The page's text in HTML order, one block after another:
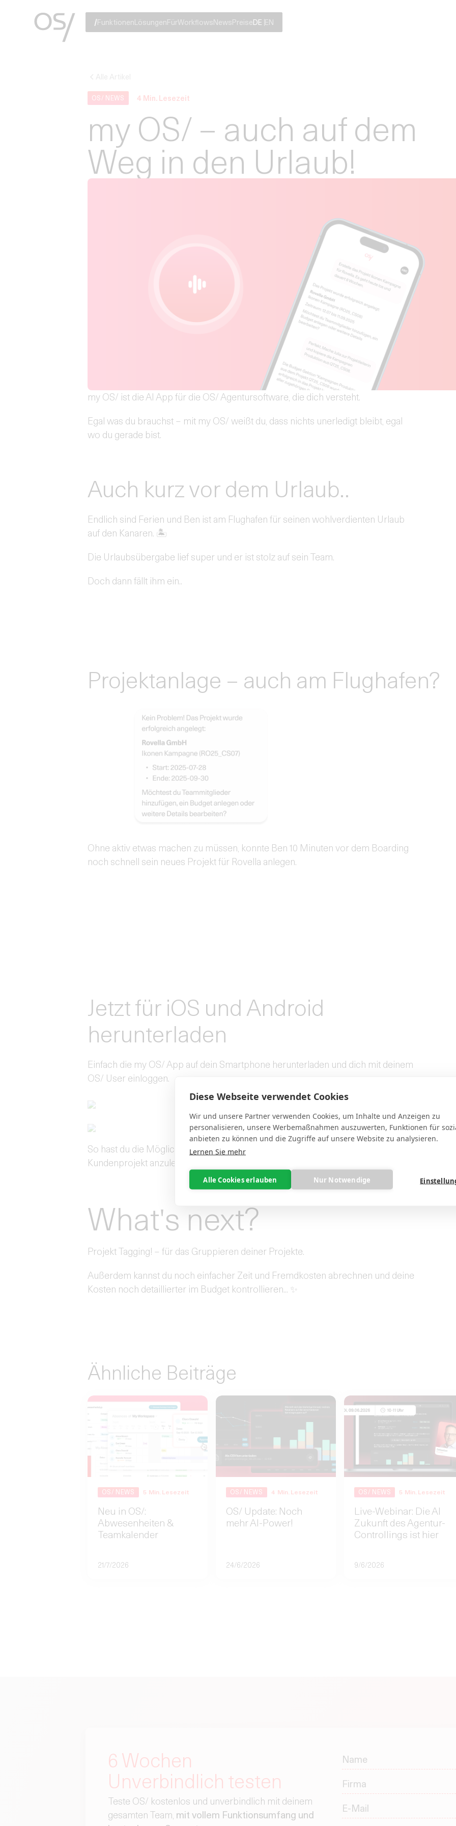
Diese Webseite verwendet Cookies
Wir und unsere Partner verwenden Cookies, um Inhalte und Anzeigen zu
personalisieren, unsere Werbemaßnahmen auszuwerten, Funktionen für
anbieten zu können und die Zugriffe auf unsere Website zu analysieren.
Lernen Sie mehr
Alle Cookies erlauben Nur Notwendige
FunktionenLösungenFürWorkflowsNewsPreiseDE EN
OS/ NEWS 4 Min. Lesezeit
my OS/ – auch auf dem
Weg in den Urlaub!
my OS/ ist die AI App für die OS/ Agentursoftware, die dich versteht.
Egal was du brauchst – mit my OS/ weißt du, dass nichts unerledigt bleibt, egal
wo du gerade bist.
Auch kurz vor dem Urlaub..
Endlich sind Ferien und Ben ist am Flughafen für seinen wohlverdienten Urlaub
auf den Kanaren. 🏝️
Die Urlaubsübergabe lief super und er ist stolz auf sein Team.
Doch dann fällt ihm ein..
Projektanlage – auch am Flughafen?
Ohne aktiv etwas machen zu müssen, konnte Ben 10 Minuten vor dem Boarding
noch schnell sein neues Projekt für Rovella anlegen.
Jetzt für iOS und Android
herunterladen
Einfach die my OS/ App auf dein Smartphone herunterladen und dich mit deinem
OS/ User einloggen.
So hast du die Möglichkeit, auch noch schnell am Flughafen dein neues
Kundenprojekt anzulegen.
What's next?
Projekt Tagging! – für das Gruppieren deiner Projekte.
Außerdem kannst du noch einfacher Zeit und Fremdkosten abrechnen und deine
Kosten noch detaillierter im Budget kontrollieren... ✨
Ähnliche Beiträge
OS/ NEWS 5 Min. Lesezeit
Neu in OS/:
Abwesenheiten &
Teamkalender
21/7/2026
OS/ NEWS 4 Min. Lesezeit
OS/ Update: Noch
mehr AI-Power!
24/6/2026
OS/ NEWS 5 Min. Lesezeit
Live-Webinar: Die AI
Zukunft des Agentur-
Controllings ist hier
9/6/2026
6 Wochen
Unverbindlich testen
Teste OS/ kostenlos und unverbindlich mit deinem
gesamten Team, mit vollem Funktionsumfang und